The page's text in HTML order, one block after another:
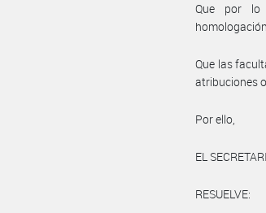
Que por lo
Que las
atribuciones
Por ello,
EL
RESUELVE: